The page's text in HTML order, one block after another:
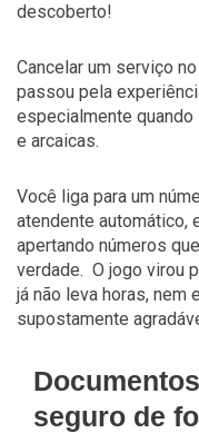
descoberto!
Cancelar um serviço
passou pela
especialmente
e arcaicas.
Você liga para um
atendente automático,
apertando números
verdade. O jogo virou
já não leva horas, nem
supostamente
seguro de